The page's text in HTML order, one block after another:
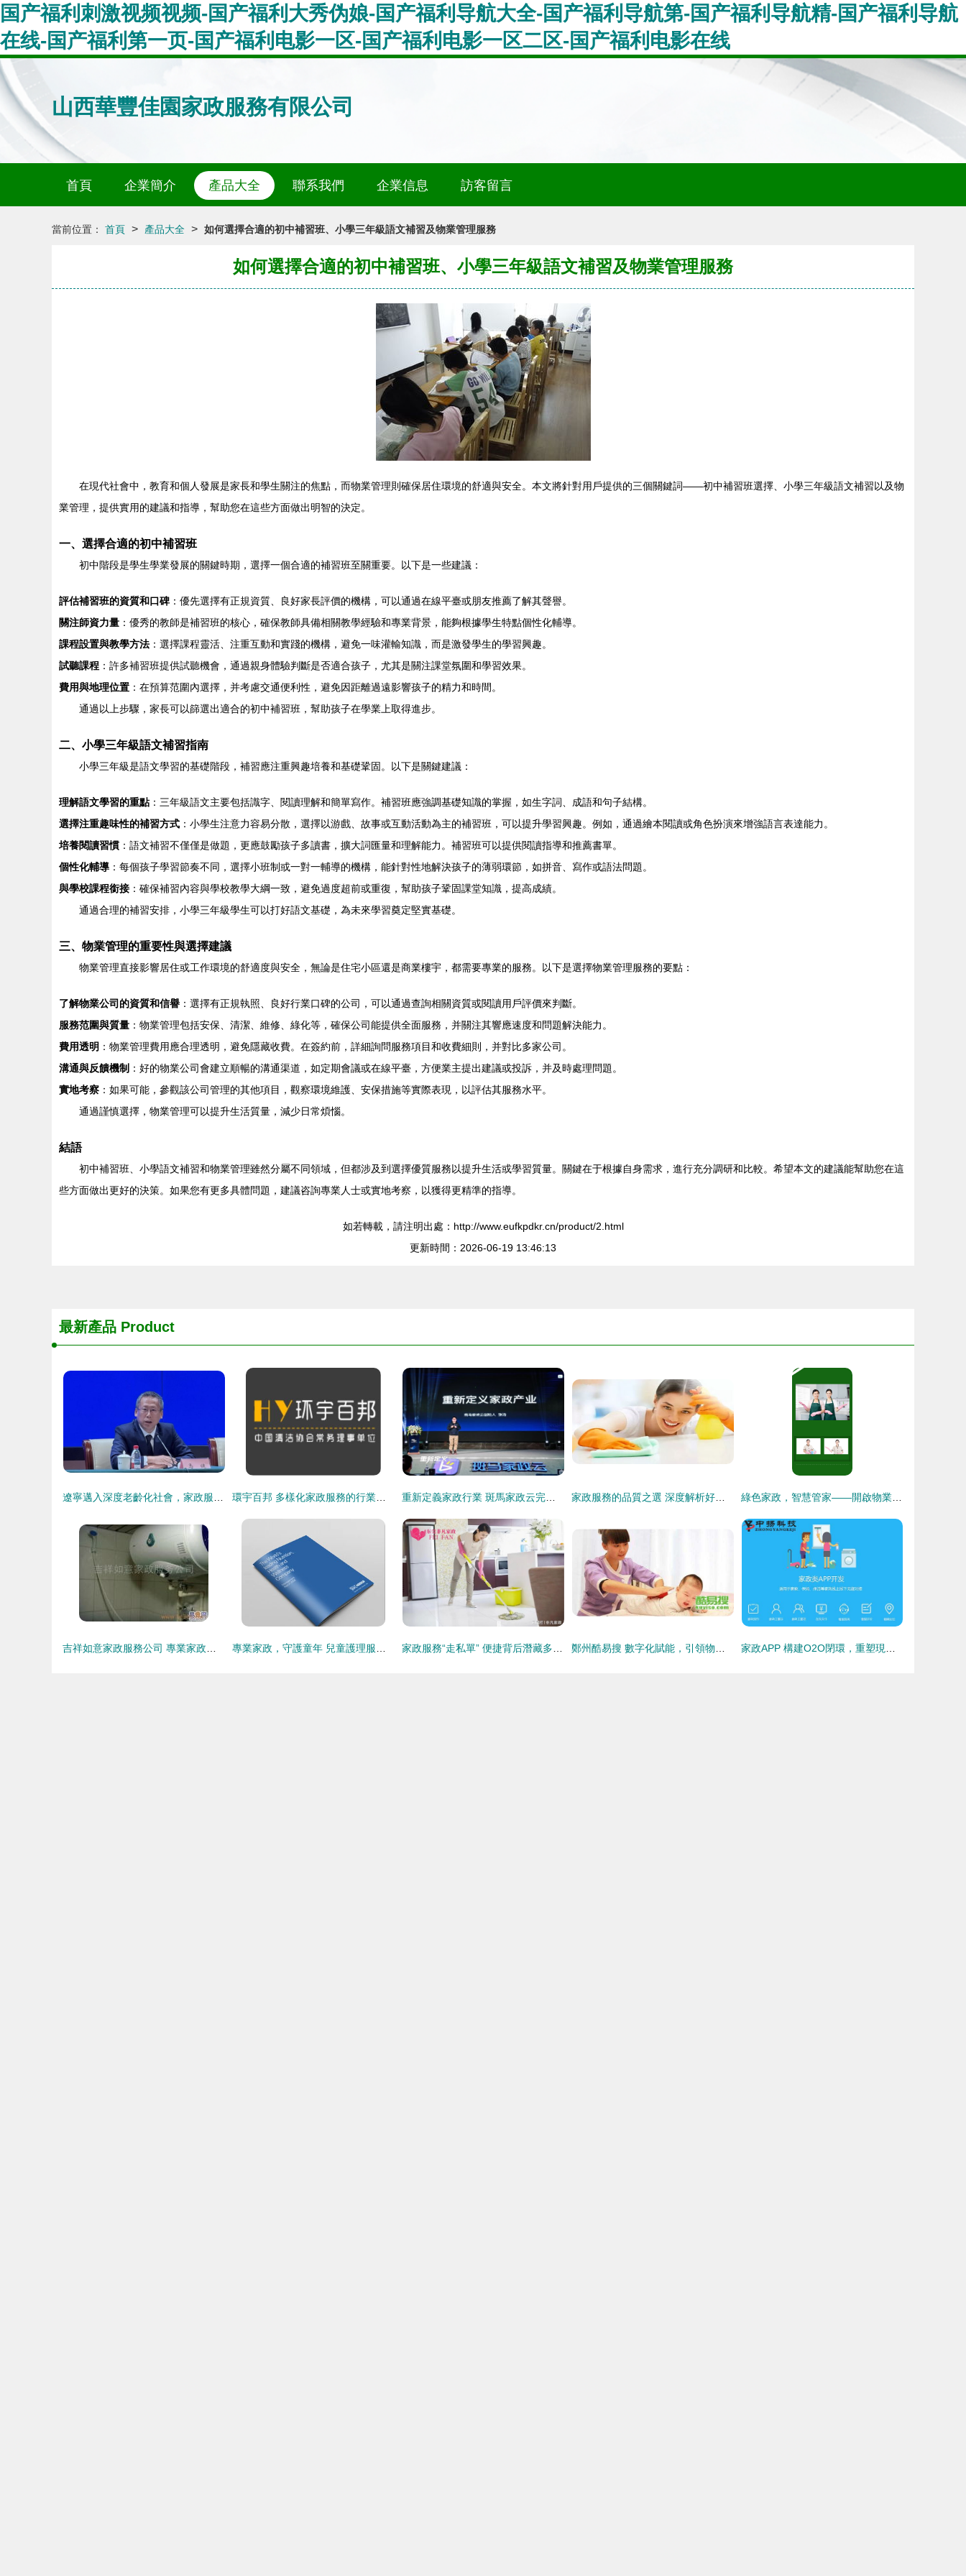
国产福利刺激视频视频-国产福利大秀伪娘-国产福利导航大全-国产福利导航第-国产福利导航精-国产福利导航
在线-国产福利第一页-国产福利电影一区-国产福利电影一区二区-国产福利电影在线
山西華豐佳園家政服務有限公司
首頁 企業簡介 產品大全 聯系我們 企業信息 訪客留言
當前位置： 首頁 > 產品大全 > 如何選擇合適的初中補習班、小學三年級語文補習及物業管理服務
如何選擇合適的初中補習班、小學三年級語文補習及物業管理服務
在現代社會中，教育和個人發展是家長和學生關注的焦點，而物業管理則確保居住環境的舒適與安全。本文將針對用戶提供的三個關鍵詞——初中補習班選擇、小學三年級語文補習以及物
業管理，提供實用的建議和指導，幫助您在這些方面做出明智的決定。
一、選擇合適的初中補習班
初中階段是學生學業發展的關鍵時期，選擇一個合適的補習班至關重要。以下是一些建議：
評估補習班的資質和口碑 ：優先選擇有正規資質、良好家長評價的機構，可以通過在線平臺或朋友推薦了解其聲譽。
關注師資力量 ：優秀的教師是補習班的核心，確保教師具備相關教學經驗和專業背景，能夠根據學生特點個性化輔導。
課程設置與教學方法 ：選擇課程靈活、注重互動和實踐的機構，避免一味灌輸知識，而是激發學生的學習興趣。
試聽課程 ：許多補習班提供試聽機會，通過親身體驗判斷是否適合孩子，尤其是關注課堂氛圍和學習效果。
費用與地理位置 ：在預算范圍內選擇，并考慮交通便利性，避免因距離過遠影響孩子的精力和時間。
通過以上步驟，家長可以篩選出適合的初中補習班，幫助孩子在學業上取得進步。
二、小學三年級語文補習指南
小學三年級是語文學習的基礎階段，補習應注重興趣培養和基礎鞏固。以下是關鍵建議：
理解語文學習的重點：三年級語文主要包括識字、閱讀理解和簡單寫作。補習班應強調基礎知識的掌握，如生字詞、成語和句子結構。
選擇注重趣味性的補習方式 ：小學生注意力容易分散，選擇以游戲、故事或互動活動為主的補習班，可以提升學習興趣。例如，通過繪本閱讀或角色扮演來增強語言表達能力。
培養閱讀習慣 ：語文補習不僅僅是做題，更應鼓勵孩子多讀書，擴大詞匯量和理解能力。補習班可以提供閱讀指導和推薦書單。
個性化輔導 ：每個孩子學習節奏不同，選擇小班制或一對一輔導的機構，能針對性地解決孩子的薄弱環節，如拼音、寫作或語法問題。
與學校課程銜接 ：確保補習內容與學校教學大綱一致，避免過度超前或重復，幫助孩子鞏固課堂知識，提高成績。
通過合理的補習安排，小學三年級學生可以打好語文基礎，為未來學習奠定堅實基礎。
三、物業管理的重要性與選擇建議
物業管理直接影響居住或工作環境的舒適度與安全，無論是住宅小區還是商業樓宇，都需要專業的服務。以下是選擇物業管理服務的要點：
了解物業公司的資質和信譽 ：選擇有正規執照、良好行業口碑的公司，可以通過查詢相關資質或閱讀用戶評價來判斷。
服務范圍與質量 ：物業管理包括安保、清潔、維修、綠化等，確保公司能提供全面服務，并關注其響應速度和問題解決能力。
費用透明 ：物業管理費用應合理透明，避免隱藏收費。在簽約前，詳細詢問服務項目和收費細則，并對比多家公司。
溝通與反饋機制 ：好的物業公司會建立順暢的溝通渠道，如定期會議或在線平臺，方便業主提出建議或投訴，并及時處理問題。
實地考察 ：如果可能，參觀該公司管理的其他項目，觀察環境維護、安保措施等實際表現，以評估其服務水平。
通過謹慎選擇，物業管理可以提升生活質量，減少日常煩惱。
結語
初中補習班、小學語文補習和物業管理雖然分屬不同領域，但都涉及到選擇優質服務以提升生活或學習質量。關鍵在于根據自身需求，進行充分調研和比較。希望本文的建議能幫助您在這
些方面做出更好的決策。如果您有更多具體問題，建議咨詢專業人士或實地考察，以獲得更精準的指導。
如若轉載，請注明出處：http://www.eufkpdkr.cn/product/2.html
更新時間：2026-06-19 13:46:13
最新產品 Product